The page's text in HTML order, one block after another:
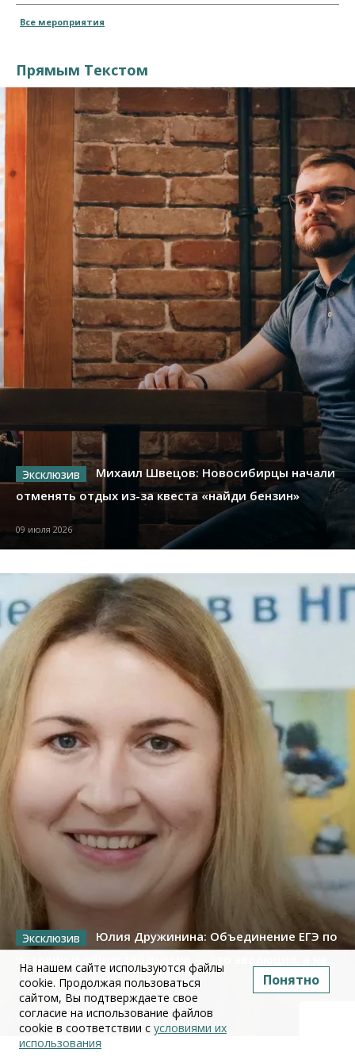
Все мероприятия
Прямым Текстом
Михаил Швецов: Новосибирцы начали
отменять отдых из-за квеста «найди бензин»
09 июля 2026
Юлия Дружинина: Объединение ЕГЭ по
революция
02 июля 2026
На нашем сайте используются файлы
cookie. Продолжая пользоваться
сайтом, Вы подтверждаете свое
согласие на использование файлов
cookie в соответствии с условиями их
использования
Понятно